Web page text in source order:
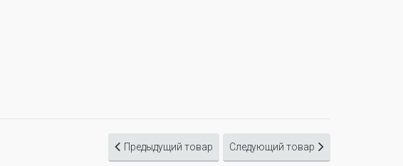
Предыдущий товар Следующий товар